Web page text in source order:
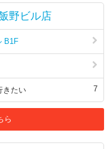
野ビル店
B1F
きたい 7
ら